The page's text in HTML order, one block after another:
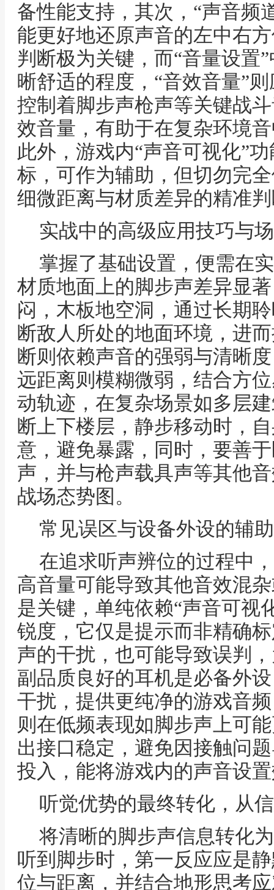
备性能支持，其次，“声音频
能更好地还原声音的左中右
判断极为关键，而“音量设置
晰舒适的程度，“音效音量”
控制着脚步声枪声等关键战
效音量，有助于在复杂环境
此外，游戏内“声音可视化”
标，可作为辅助，但切勿完
细微距离与材质差异的精准
实战中的高级应用技巧与
掌握了基础设置，便需在
材质地面上的脚步声差异显
闷，木板地空洞，通过长期
断敌人所处的地面环境，进
断则依赖声音的强弱与清晰
远距离则模糊微弱，结合方
动轨迹，在复杂场景如多层
断上下楼层，静步移动时，
意，避免暴露，同时，要善
声，并与枪声载具声等其他
战场态势图。
常见误区与设备外设的辅
在追求听声辨位的过程中
高音量可能导致其他音效混
是关键，单纯依赖“声音可视
锐度，它仅是提示而非精确
声的干扰，也可能导致误判
副品质良好的耳机是必备外
干扰，提供更纯净的游戏音
则在低频表现如脚步声上可
出接口稳定，避免因接触问
投入，能将游戏内的声音设
听觉优势的最终转化，从
将清晰的脚步声信息转化
听到脚步时，第一反应应是
位与距离，并结合地形思考